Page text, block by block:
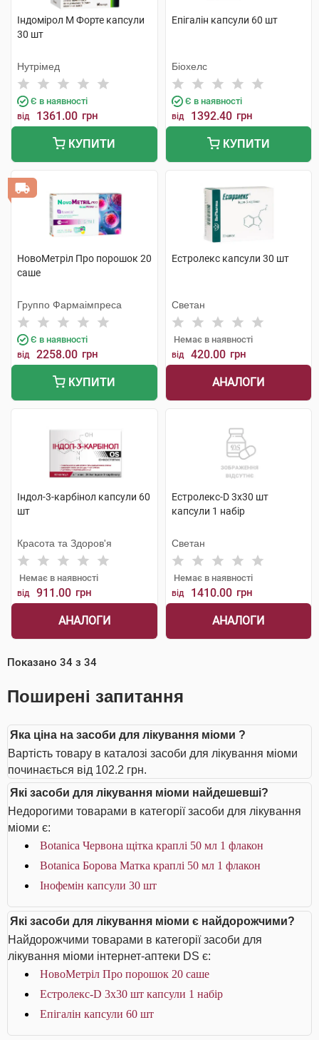
Індомірол М Форте капсули
30 шт
Нутрімед
Є в наявності
від 1361.00 грн
КУПИТИ
Епігалін капсули 60 шт
Біохелс
Є в наявності
від 1392.40 грн
КУПИТИ
НовоМетріл Про порошок 20
саше
Группо Фармаімпреса
Є в наявності
від 2258.00 грн
КУПИТИ
Естролекс капсули 30 шт
Светан
Немає в наявності
від 420.00 грн
АНАЛОГИ
Індол-3-карбінол капсули 60
шт
Красота та Здоров'я
Немає в наявності
від 911.00 грн
АНАЛОГИ
Естролекс-D 3х30 шт
капсули 1 набір
Светан
Немає в наявності
від 1410.00 грн
АНАЛОГИ
Показано 34 з 34
Поширені запитання
Яка ціна на засоби для лікування міоми ?
Вартість товару в каталозі засоби для лікування міоми
починається від 102.2 грн.
Які засоби для лікування міоми найдешевші?
Недорогими товарами в категорії засоби для лікування
міоми є:
Botanica Червона щітка краплі 50 мл 1 флакон
Botanica Борова Матка краплі 50 мл 1 флакон
Інофемін капсули 30 шт
Які засоби для лікування міоми є найдорожчими?
Найдорожчими товарами в категорії засоби для
лікування міоми інтернет-аптеки DS є:
НовоМетріл Про порошок 20 саше
Естролекс-D 3х30 шт капсули 1 набір
Епігалін капсули 60 шт